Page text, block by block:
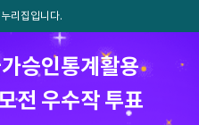
리집입니다.
승인통계활용
전 우수작 투표